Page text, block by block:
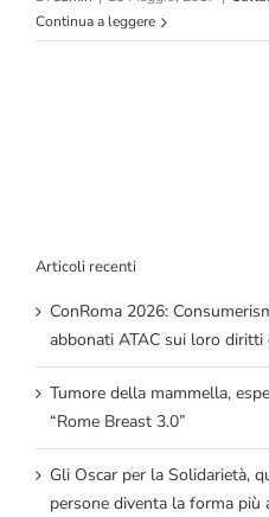
Continua a leggere
Articoli recenti
ConRoma 2026:
abbonati ATAC sui loro
Tumore della mammella,
“Rome Breast 3.0”
Gli Oscar per la Solidarietà,
persone diventa la forma